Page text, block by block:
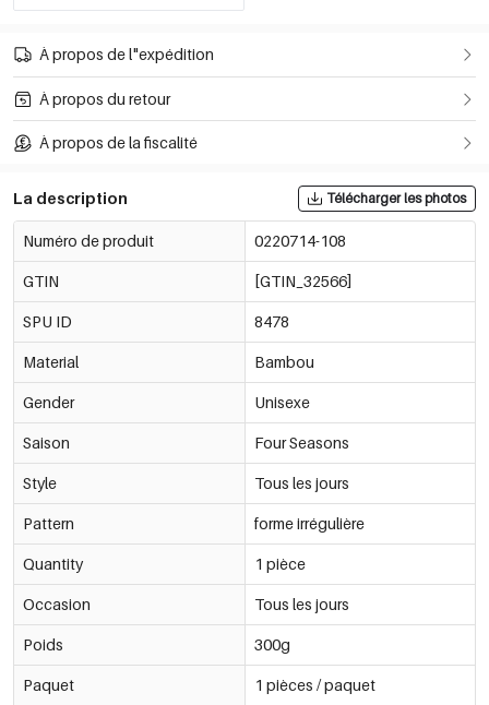
À propos de l"expédition
À propos du retour
À propos de la fiscalité
La description Télécharger les photos
Numéro de produit 0220714-108
GTIN [GTIN_32566]
SPU ID 8478
Material Bambou
Gender Unisexe
Saison Four Seasons
Style Tous les jours
Pattern forme irrégulière
Quantity 1 pièce
Occasion Tous les jours
Poids 300g
Paquet 1 pièces / paquet